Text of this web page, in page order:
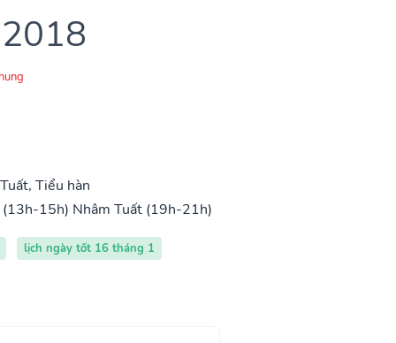
Tiểu hàn
(13h-15h) Nhâm Tuất (19h-21h)
lịch ngày tốt 16 tháng 1